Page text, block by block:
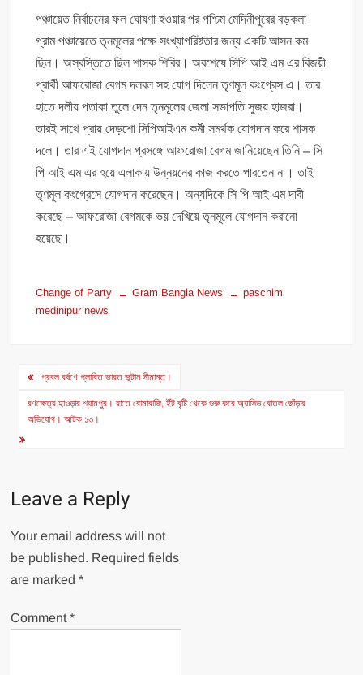
পঞ্চায়েত নির্বাচনের ফল ঘোষণা হওয়ার পর পশ্চিম মেদিনীপুরের বড়কলা
গ্রাম পঞ্চায়েতে তৃনমূলের পক্ষে সংখ্যাগরিষ্টতার জন্য একটি আসন কম
ছিল। অস্বস্তিতে ছিল শাসক শিবির। অবশেষে সিপি আই এম এর বিজয়ী
প্রার্থী আফরোজা বেগম দলবল সহ যোগ দিলেন তৃণমূল কংগ্রেস এ। তার
হাতে দলীয় পতাকা তুলে দেন তৃনমূলের জেলা সভাপতি সুজয় হাজরা।
তারই সাথে প্রায় দেড়শো সিপিআইএম কর্মী সমর্থক যোগদান করে শাসক
দলে। তার এই যোগদান প্রসঙ্গে আফরোজা বেগম জানিয়েছেন তিনি – সি
পি আই এম এর হয়ে এলাকায় উন্নয়নের কাজ করতে পারতেন না। তাই
তৃণমূল কংগ্রেসে যোগদান করেছেন। অন্যদিকে সি পি আই এম দাবী
করেছে – আফরোজা বেগমকে ভয় দেখিয়ে তৃনমূলে যোগদান করানো
হয়েছে।
Change of Party Gram Bangla News
paschim
medinipur news
Post
navigation
প্রবল বর্ষণে প্লাবিত ভারত ভূটান সীমান্ত।
রণক্ষেত্র হাওড়ার শ্যামপুর। রাতে বোমাবাজি, ইঁট বৃষ্টি থেকে শুরু করে অ্যাসিড বোতল ছোঁড়ার
অভিযোগ। আটক ১৩।
Leave a Reply
Your email address will not
be published. Required fields
are marked*
Comment*